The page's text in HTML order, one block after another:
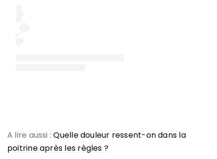
A lire aussi :Quelle douleur ressent-on dans la
poitrine après les règles ?